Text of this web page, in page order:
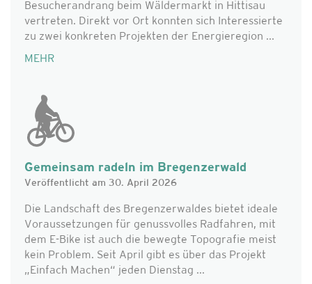
Besucherandrang beim Wäldermarkt in Hittisau
vertreten. Direkt vor Ort konnten sich Interessierte
zu zwei konkreten Projekten der Energieregion ...
MEHR
Gemeinsam radeln im Bregenzerwald
Veröffentlicht am 30. April 2026
Die Landschaft des Bregenzerwaldes bietet ideale
Voraussetzungen für genussvolles Radfahren, mit
dem E-Bike ist auch die bewegte Topografie meist
kein Problem. Seit April gibt es über das Projekt
„Einfach Machen“ jeden Dienstag ...